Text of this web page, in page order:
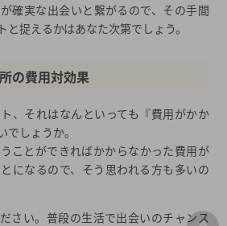
確実な出会いと繋がるので、その手間
捉えるかはあなた次第でしょう。
の費用対効果
、それはなんといっても『費用がかか
しょうか。
ことができればかからなかった費用が
になるので、そう思われる方も多いの
さい。普段の生活で出会いのチャンス